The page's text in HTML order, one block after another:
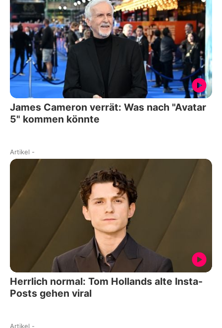
James Cameron verrät: Was nach "Avatar
5" kommen könnte
Artikel -
Herrlich normal: Tom Hollands alte Insta-
Posts gehen viral
Artikel -